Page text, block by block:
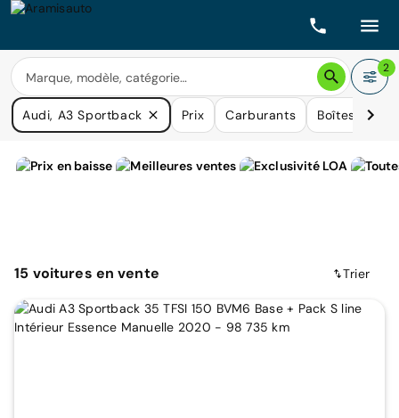
2
Audi, A3 Sportback Prix Carburants Boîtes de
15 voitures en vente Trier